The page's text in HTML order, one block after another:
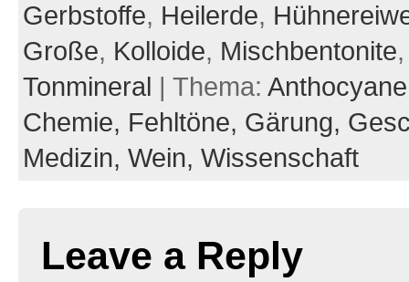
Gerbstoffe, Heilerde,
Große, Kolloide, Mischbentonite
Tonmineral | Thema:
Chemie, Fehltöne, Gärung,
Medizin, Wein, Wissenschaft
Leave a Reply